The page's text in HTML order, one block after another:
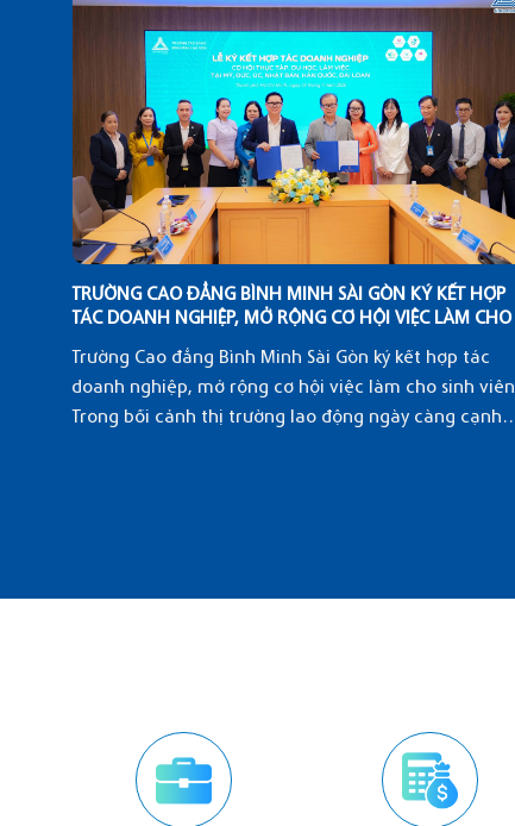
TRƯỜNG CAO ĐẲNG BÌNH MINH SÀI GÒN KÝ KẾT HỢP
TÁC DOANH NGHIỆP, MỞ RỘNG CƠ HỘI VIỆC LÀM CHO
Trường Cao đẳng Bình Minh Sài Gòn ký kết hợp tác
doanh nghiệp, mở rộng cơ hội việc làm cho sinh viên
Trong bối cảnh thị trường lao động ngày càng cạnh